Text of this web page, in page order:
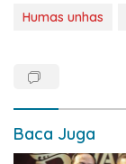
Humas unhas
Baca Juga